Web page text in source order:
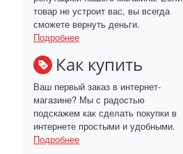
товар не устроит вас, вы всегда
сможете вернуть деньги.
Подробнее
Как купить
Ваш первый заказ в интернет-
магазине? Мы с радостью
подскажем как сделать покупки в
интернете простыми и удобными.
Подробнее